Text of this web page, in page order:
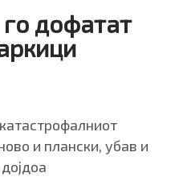
го дофатат
и плански, убав и